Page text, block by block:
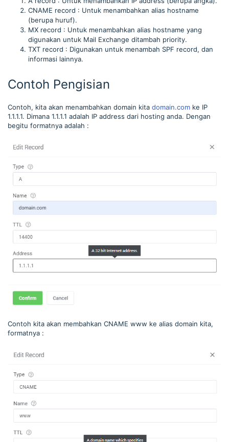
CNAME record : Untuk menambahkan alias hostname
(berupa huruf).
MX record : Untuk menambahkan alias hostname yang
digunakan untuk Mail Exchange ditambah priority.
TXT record : Digunakan untuk menambah SPF record, dan
informasi lainnya.
Contoh Pengisian
Contoh, kita akan menambahkan domain kita domain.com ke IP
1.1.1.1. Dimana 1.1.1.1 adalah IP address dari hosting anda. Dengan
begitu formatnya adalah :
Contoh kita akan membahkan CNAME www ke alias domain kita,
formatnya :